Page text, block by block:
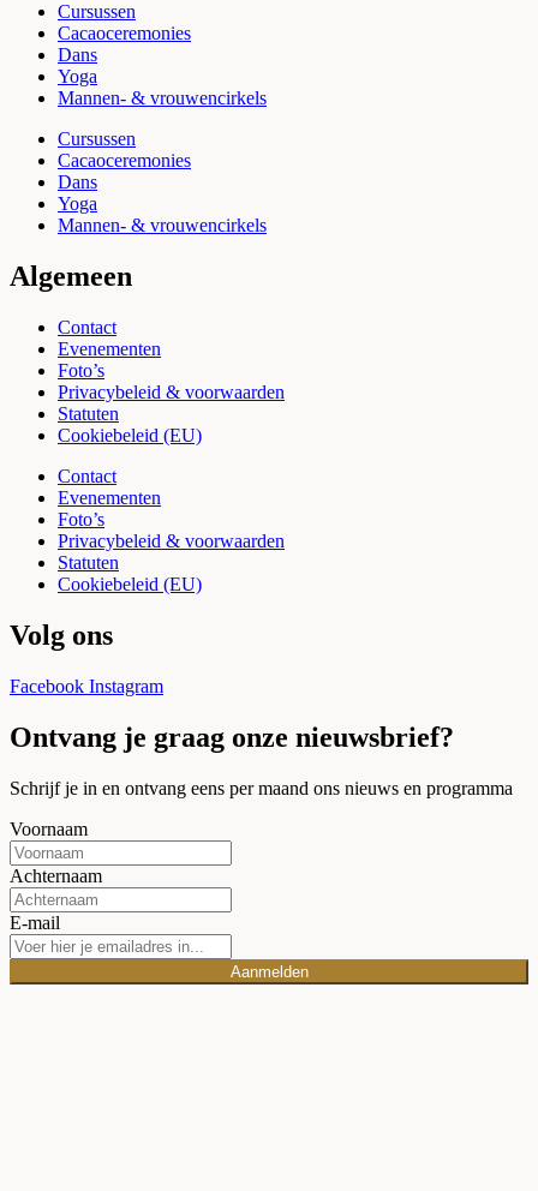
Cursussen
Cacaoceremonies
Dans
Yoga
Mannen- & vrouwencirkels
Cursussen
Cacaoceremonies
Dans
Yoga
Mannen- & vrouwencirkels
Algemeen
Contact
Evenementen
Foto’s
Privacybeleid & voorwaarden
Statuten
Cookiebeleid (EU)
Contact
Evenementen
Foto’s
Privacybeleid & voorwaarden
Statuten
Cookiebeleid (EU)
Volg ons
Facebook Instagram
Ontvang je graag onze nieuwsbrief?
Schrijf je in en ontvang eens per maand ons nieuws en programma
Voornaam
Achternaam
E-mail
Aanmelden